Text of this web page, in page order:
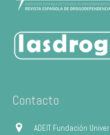
Contacto
ADEIT Fundación